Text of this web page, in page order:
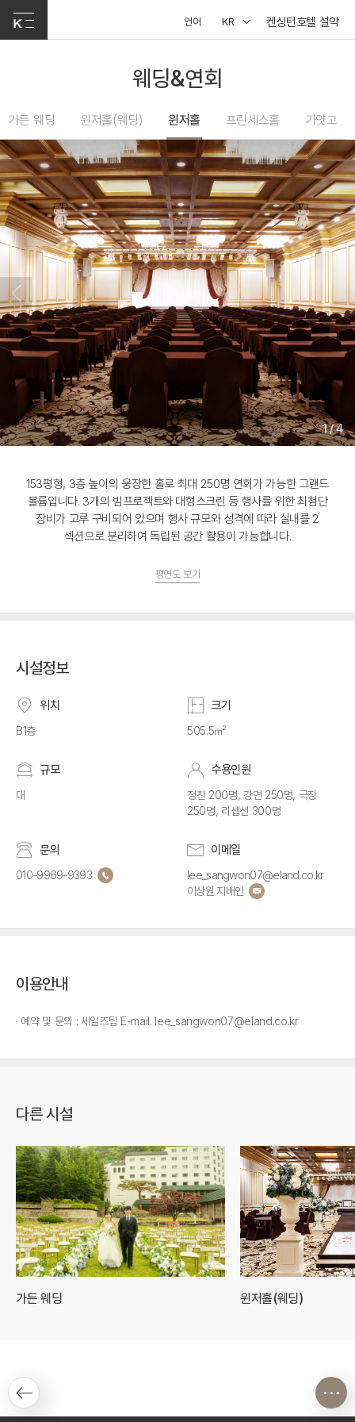
언어 KR 켄싱턴호텔 설악
웨딩&연회
가든 웨딩 윈저홀(웨딩) 윈저홀 프린세스홀 가얏고
1/4
153평형, 3층 높이의 웅장한 홀로 최대 250명 연회가 가능한 그랜드
볼륨입니다. 3개의 빔프로젝트와 대형스크린 등 행사를 위한 최첨단
장비가 고루 구비되어 있으며 행사 규모와 성격에 따라 실내를 2
섹션으로 분리하여 독립된 공간 활용이 가능합니다.
평면도 보기
시설정보
위치
B1층
크기
505.5㎡
규모
대
수용인원
정찬 200명, 강연 250명, 극장
250명, 리셉션 300명
문의
010-9969-9393
이메일
lee_sangwon07@eland.co.kr
이상원 지배인
이용안내
예약 및 문의 : 세일즈팀 E-mail. lee_sangwon07@eland.co.kr
다른 시설
가든 웨딩 윈저홀(웨딩)